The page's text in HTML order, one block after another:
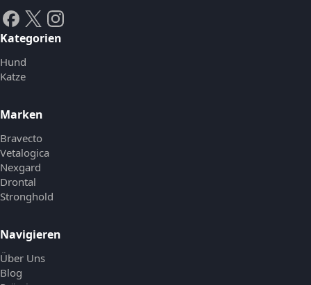
Kategorien
Hund
Katze
Marken
Bravecto
Vetalogica
Nexgard
Drontal
Stronghold
Navigieren
Über Uns
Blog